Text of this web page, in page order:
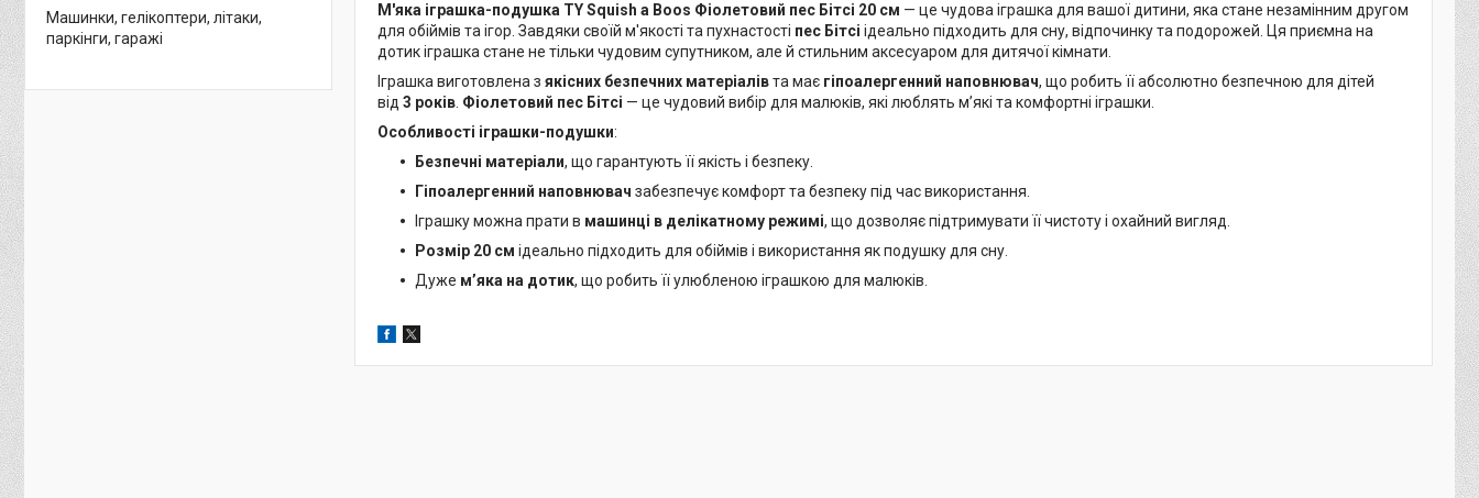
М'яка іграшка-подушка TY Squish a Boos Фіолетовий пес Бітсі 20 см — це чудова іграшка для вашої дитини, яка стане незамінним другом
для обіймів та ігор. Завдяки своїй м'якості та пухнастості пес Бітсі ідеально підходить для сну, відпочинку та подорожей. Ця приємна на
дотик іграшка стане не тільки чудовим супутником, але й стильним аксесуаром для дитячої кімнати.
Іграшка виготовлена з якісних безпечних матеріалівта має гіпоалергенний наповнювач, що робить її абсолютно безпечною для дітей
від 3 років. Фіолетовий пес Бітсі — це чудовий вибір для малюків, які люблять м’які та комфортні іграшки.
Особливості іграшки-подушки:
Безпечні матеріали, що гарантують її якість і безпеку.
Гіпоалергенний наповнювач забезпечує комфорт та безпеку під час використання.
Іграшку можна прати в машинці в делікатному режимі, що дозволяє підтримувати її чистоту і охайний вигляд.
Розмір 20 см ідеально підходить для обіймів і використання як подушку для сну.
Дуже м’яка на дотик, що робить її улюбленою іграшкою для малюків.
Машинки, гелікоптери, літаки,
паркінги, гаражі